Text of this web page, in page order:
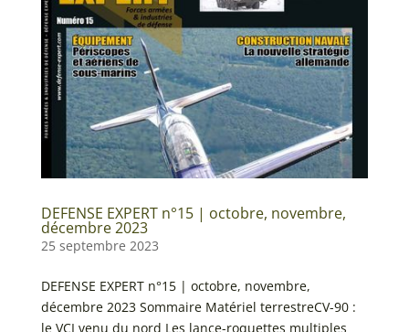
DEFENSE EXPERT n°15 | octobre, novembre,
décembre 2023
25 septembre 2023
DEFENSE EXPERT n°15 | octobre, novembre,
décembre 2023 Sommaire Matériel terrestreCV-90 :
le VCI venu du nord Les lance-roquettes multiples